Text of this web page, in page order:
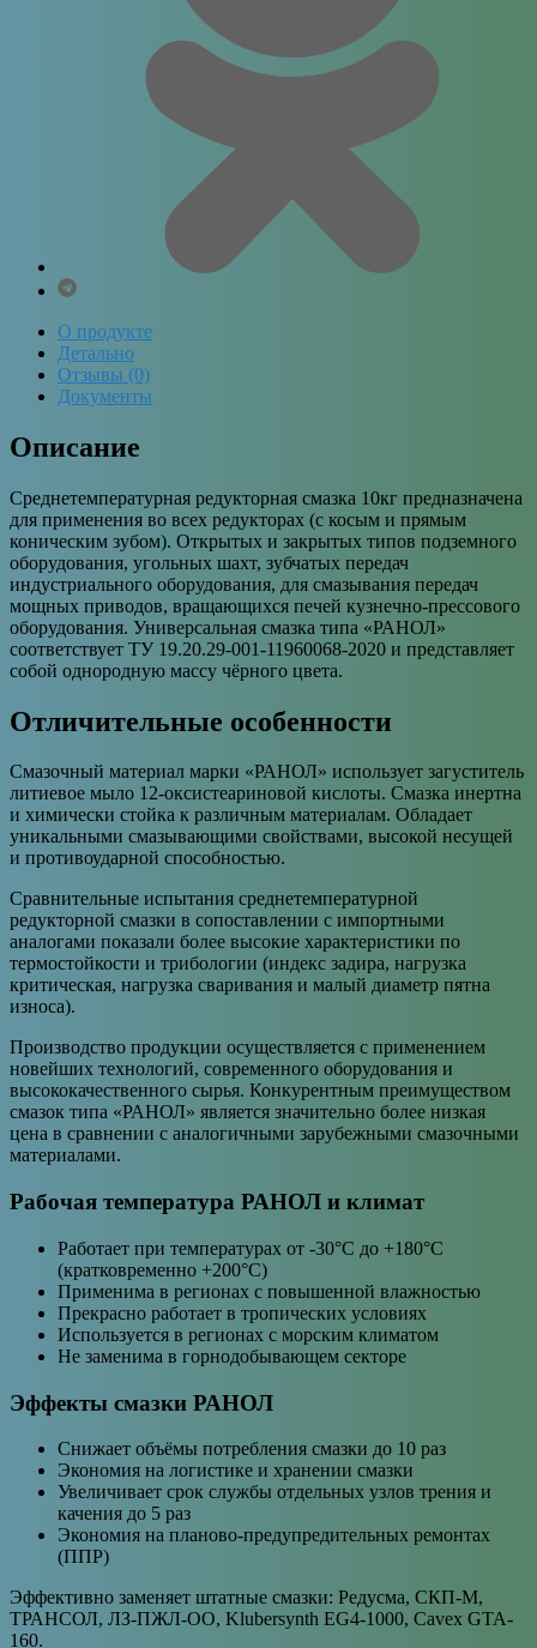
О продукте
Детально
Отзывы (0)
Документы
Описание
Среднетемпературная редукторная смазка 10кг предназначена
для применения во всех редукторах (с косым и прямым
коническим зубом). Открытых и закрытых типов подземного
оборудования, угольных шахт, зубчатых передач
индустриального оборудования, для смазывания передач
мощных приводов, вращающихся печей кузнечно-прессового
оборудования. Универсальная смазка типа «РАНОЛ»
соответствует ТУ 19.20.29-001-11960068-2020 и представляет
собой однородную массу чёрного цвета.
Отличительные особенности
Смазочный материал марки «РАНОЛ» использует загуститель
литиевое мыло 12-оксистеариновой кислоты. Смазка инертна
и химически стойка к различным материалам. Обладает
уникальными смазывающими свойствами, высокой несущей
и противоударной способностью.
Сравнительные испытания среднетемпературной
редукторной смазки в сопоставлении с импортными
аналогами показали более высокие характеристики по
термостойкости и трибологии (индекс задира, нагрузка
критическая, нагрузка сваривания и малый диаметр пятна
износа).
Производство продукции осуществляется с применением
новейших технологий, современного оборудования и
высококачественного сырья. Конкурентным преимуществом
смазок типа «РАНОЛ» является значительно более низкая
цена в сравнении с аналогичными зарубежными смазочными
материалами.
Рабочая температура РАНОЛ и климат
Работает при температурах от -30°С до +180°С
(кратковременно +200°С)
Применима в регионах с повышенной влажностью
Прекрасно работает в тропических условиях
Используется в регионах с морским климатом
Не заменима в горнодобывающем секторе
Эффекты смазки РАНОЛ
Снижает объёмы потребления смазки до 10 раз
Экономия на логистике и хранении смазки
Увеличивает срок службы отдельных узлов трения и
качения до 5 раз
Экономия на планово-предупредительных ремонтах
(ППР)
Эффективно заменяет штатные смазки: Редусма, СКП-М,
ТРАНСОЛ, ЛЗ-ПЖЛ-ОО, Klubersynth EG4-1000, Cavex GTA-
160.